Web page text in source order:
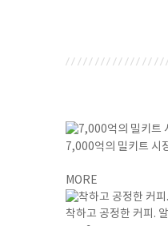
7,000억의 밀키트 시
MORE
착하고 공정한 커피.